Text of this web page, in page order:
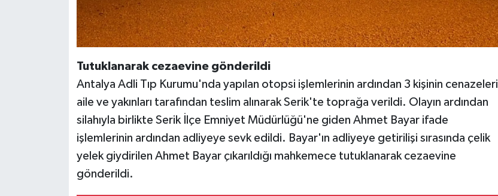
Tutuklanarak cezaevine gönderildi
Antalya Adli Tıp Kurumu'nda yapılan otopsi işlemlerinin ardından 3 kişinin cenazeleri
aile ve yakınları tarafından teslim alınarak Serik'te toprağa verildi. Olayın ardından
silahıyla birlikte Serik İlçe Emniyet Müdürlüğü'ne giden Ahmet Bayar ifade
işlemlerinin ardından adliyeye sevk edildi. Bayar'ın adliyeye getirilişi sırasında çelik
yelek giydirilen Ahmet Bayar çıkarıldığı mahkemece tutuklanarak cezaevine
gönderildi.